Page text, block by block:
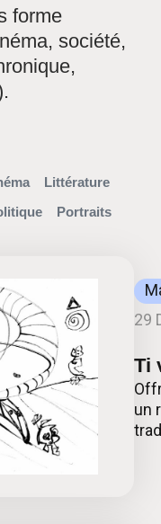
forme
société,
Littérature
Portraits
29
Ti
un